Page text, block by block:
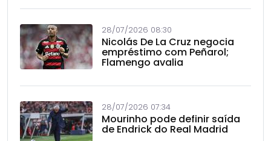
28/07/2026 08:30
Nicolás De La Cruz negocia
empréstimo com Peñarol;
Flamengo avalia
28/07/2026 07:34
Mourinho pode definir saída
de Endrick do Real Madrid